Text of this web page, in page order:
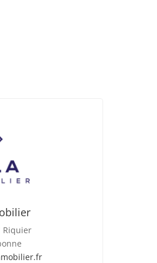
Riquier